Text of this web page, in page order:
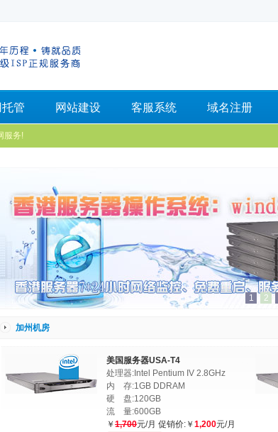
管 网站建设 客服系统 域名注册
服务!
1 2
加州机房
美国服务器USA-T4
处理器:Intel Pentium IV 2.8GHz
内 存:1GB DDRAM
硬 盘:120GB
流 量:600GB
￥ 1,700元/月 促销价:￥ 1,200元/月